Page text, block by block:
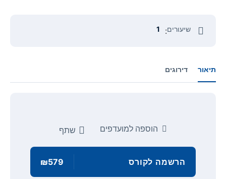
שיעורים:
1
תיאור דירוגים
הוספה למועדפים שתף
הרשמה לקורס ₪579